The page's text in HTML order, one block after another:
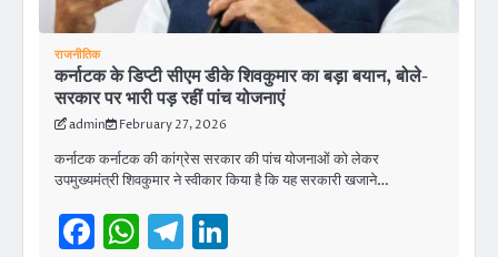
राजनीतिक
कर्नाटक के डिप्टी सीएम डीके शिवकुमार का बड़ा बयान, बोले-
सरकार पर भारी पड़ रहीं पांच योजनाएं
admin February 27, 2026
कर्नाटक कर्नाटक की कांग्रेस सरकार की पांच योजनाओं को लेकर
उपमुख्यमंत्री शिवकुमार ने स्वीकार किया है कि यह सरकारी खजाने…
Facebook
WhatsApp
Telegram